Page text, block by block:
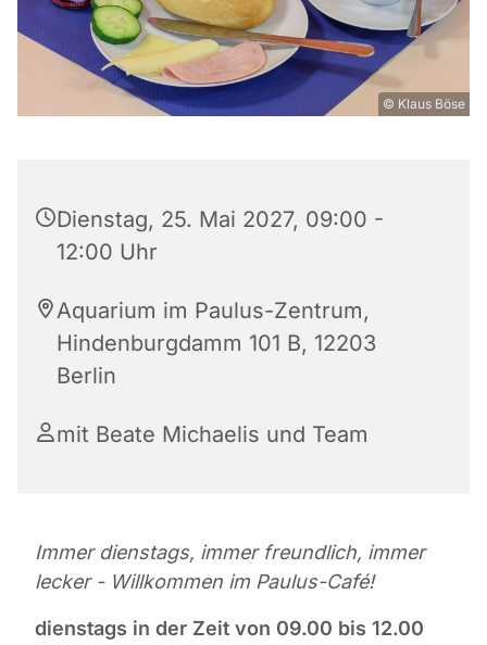
© Klaus Böse
Dienstag, 25. Mai 2027, 09:00 -
12:00 Uhr
Aquarium im Paulus-Zentrum,
Hindenburgdamm 101 B, 12203
Berlin
mit Beate Michaelis und Team
Immer dienstags, immer freundlich, immer
lecker - Willkommen im Paulus-Café!
dienstags in der Zeit von 09.00 bis 12.00